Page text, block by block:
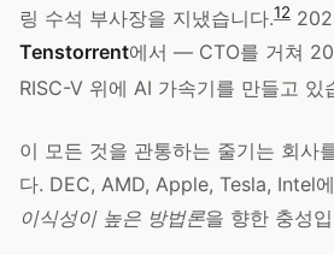
링 수석 부사장을 지냈습니다.12
Tenstorrent에서 — CTO를 거쳐
RISC-V 위에 AI 가속기를 만들고 있
이 모든 것을 관통하는 줄기는 회사
다. DEC, AMD, Apple, Tesla, Intel
이식성이 높은 방법론을 향한 충성